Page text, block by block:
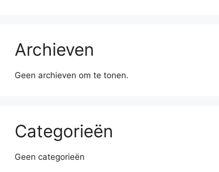
Archieven
Geen archieven om te tonen.
Categorieën
Geen categorieën